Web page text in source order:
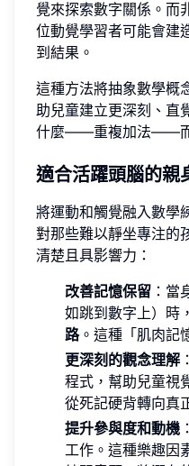
覺來探索數字關係。
位動覺學習者可能會建
到結果。
這種方法將抽象數學概
助兒童建立更深刻、直
什麼——重複加法——而
適合活躍頭腦的親
將運動和觸覺融入數學
對那些難以靜坐專注的
清楚且具影響力：
改善記憶保留 ：當
如跳到數字上）時
路。這種「肌肉記
更深刻的觀念理解
程式，幫助兒童視
從死記硬背轉向真
提升參與度和動機
工作。這種樂趣因